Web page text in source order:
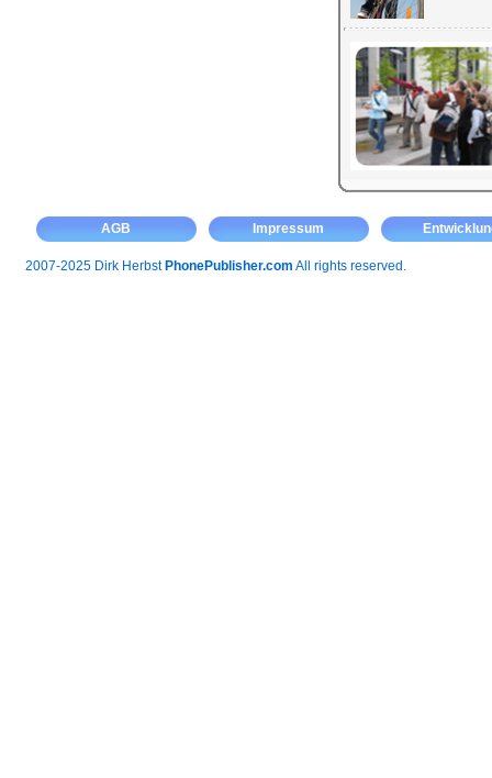
AGB Impressum
2007-2025 Dirk Herbst PhonePublisher.com All rights reserved.